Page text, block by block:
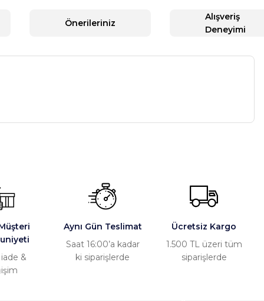
Önerileriniz
Alışveriş
Deneyimi
Yaz
Sor
&
Aynı Gün Teslimat
Saat 16:00’a kadar
ki siparişlerde
Ücretsiz Kargo
1.500 TL üzeri tüm
siparişlerde